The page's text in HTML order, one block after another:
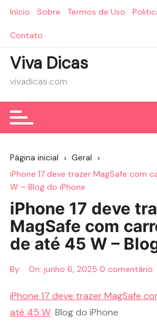
Início Sobre Termos de Uso
Contato
Viva Dicas
vivadicas.com
Página inicial
Geral
iPhone 17 deve trazer MagSafe com
W – Blog do iPhone
iPhone 17 deve
MagSafe com
de até 45 W –
By: On:junho 6, 2025 0 comentário
iPhone 17 deve trazer MagSafe
até 45 W Blog do iPhone